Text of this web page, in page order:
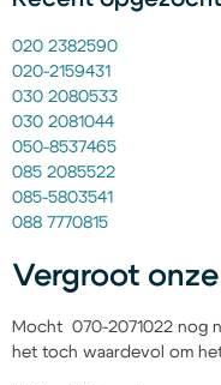
020 2382590
020-2159431
030 2080533
030 2081044
050-8537465
085 2085522
085-5803541
088 7770815
Vergroot
Mocht 070-2071022 nog
het toch waardevol om